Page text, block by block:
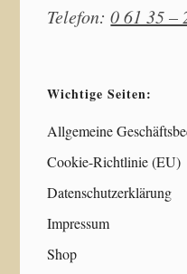
Telefon:0 61 35 –
Wichtige Seiten:
Allgemeine
Cookie-Richtlinie (EU)
Datenschutzerklärung
Impressum
Shop